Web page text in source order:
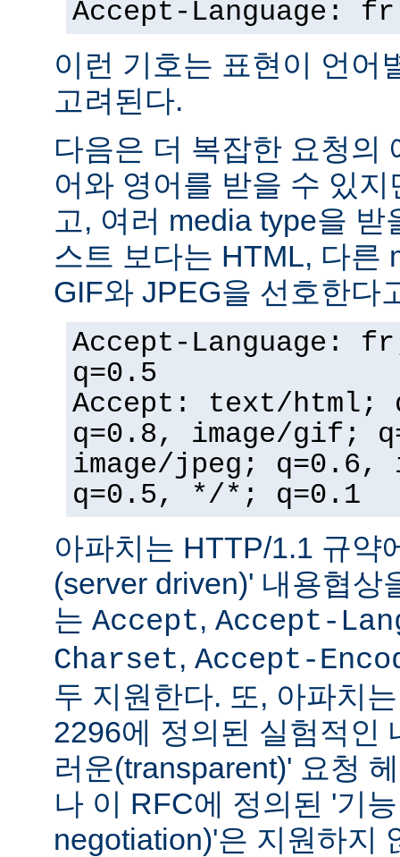
Accept-Language: fr
이런 기호는 표현이 언어
고려된다.
다음은 더 복잡한 요청의
어와 영어를 받을 수 있
고, 여러 media type을
스트 보다는 HTML, 다른
GIF와 JPEG을 선호한다
Accept-Language:
q=0.5
Accept: text/html;
q=0.8, image/gif;
image/jpeg; q=0.6,
q=0.5, */*; q=0.1
아파치는 HTTP/1.1 규약
(server driven)' 내용협상
는 Accept, Accept-
Charset, Accept-
두 지원한다. 또, 아파치
2296에 정의된 실험적인
러운(transparent)' 요청
나 이 RFC에 정의된 '기
negotiation)'은 지원하지